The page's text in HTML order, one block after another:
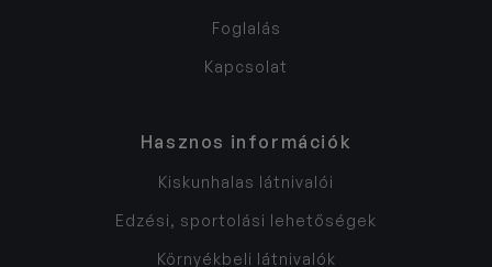
Foglalás
Kapcsolat
Hasznos információk
Kiskunhalas látnivalói
Edzési, sportolási lehetőségek
Környékbeli látnivalók